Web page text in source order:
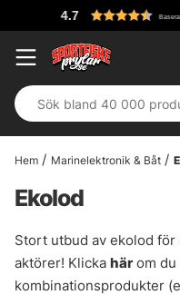
Baserat på 1158 betyg
Hem Marinelektronik & Båt
Ekolod
Stort utbud av ekolod
aktörer! Klicka här om
kombinationsprodukter